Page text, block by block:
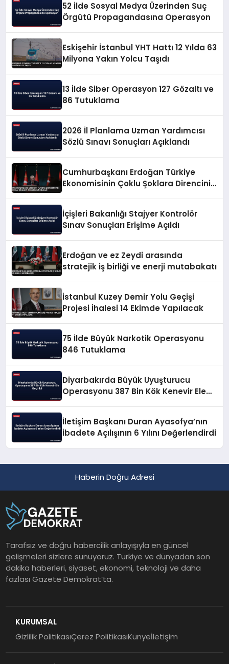
52 İlde Sosyal Medya Üzerinden Suç
Örgütü Propagandasına Operasyon
Eskişehir İstanbul YHT Hattı 12 Yılda 63
Milyona Yakın Yolcu Taşıdı
13 İlde Siber Operasyon 127 Gözaltı ve
86 Tutuklama
2026 İl Planlama Uzman Yardımcısı
Sözlü Sınavı Sonuçları Açıklandı
Cumhurbaşkanı Erdoğan Türkiye
Ekonomisinin Çoklu Şoklara Direncini
İçişleri Bakanlığı Stajyer Kontrolör
Sınav Sonuçları Erişime Açıldı
Erdoğan ve ez Zeydi arasında
stratejik iş birliği ve enerji mutabakatı
İstanbul Kuzey Demir Yolu Geçişi
Projesi İhalesi 14 Ekimde Yapılacak
75 İlde Büyük Narkotik Operasyonu
846 Tutuklama
Diyarbakırda Büyük Uyuşturucu
Operasyonu 387 Bin Kök Kenevir Ele
İletişim Başkanı Duran Ayasofya’nın
İbadete Açılışının 6 Yılını Değerlendirdi
Haberin Doğru Adresi
Tarafsız ve doğru habercilik anlayışıyla en güncel
gelişmeleri sizlere sunuyoruz. Türkiye ve dünyadan son
dakika haberleri, siyaset, ekonomi, teknoloji ve daha
fazlası Gazete Demokrat’ta.
KURUMSAL
Gizlilik PolitikasıÇerez PolitikasıKünyeİletişim